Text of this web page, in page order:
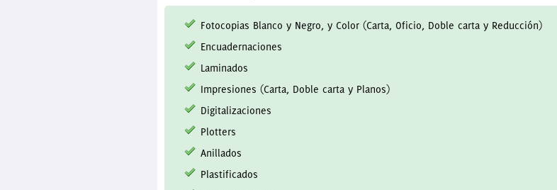
Fotocopias Blanco y Negro, y Color (Carta, Oficio, Doble carta y Reducción)
Encuadernaciones
Laminados
Impresiones (Carta, Doble carta y Planos)
Digitalizaciones
Plotters
Anillados
Plastificados